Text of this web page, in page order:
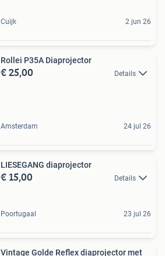
Cuijk 2 jun 26
Rollei P35A Diaprojector
€ 25,00 Details
Amsterdam 24 jul 26
LIESEGANG diaprojector
€ 15,00 Details
Poortugaal 23 jul 26
Vintage Golde Reflex diaprojector met